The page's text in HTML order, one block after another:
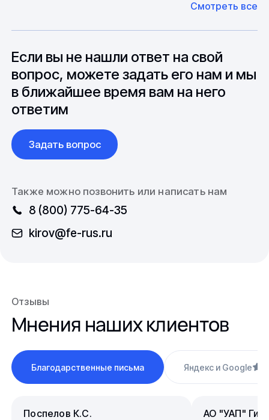
может быть сокращен до 1 недели.
до 6 месяцев производства.
вопросы связанные с документацией и
международной логистикой.
Смотреть все
Если вы не нашли ответ на свой
вопрос, можете задать его нам и мы
в ближайшее время вам на него
ответим
Задать вопрос
Также можно позвонить или написать нам
8 (800) 775-64-35
kirov@fe-rus.ru
Отзывы
Мнения наших клиентов
Благодарственные письма Яндекс и Google
Поспелов К.С. АО "УАП"